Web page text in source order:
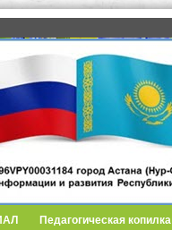
Педагогическая копилка